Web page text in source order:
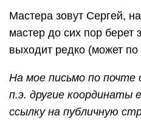
Мастера зовут Сергей,
мастер до сих пор берет
выходит редко (может по
На мое письмо по почте
п.э. другие координаты
ссылку на публичную